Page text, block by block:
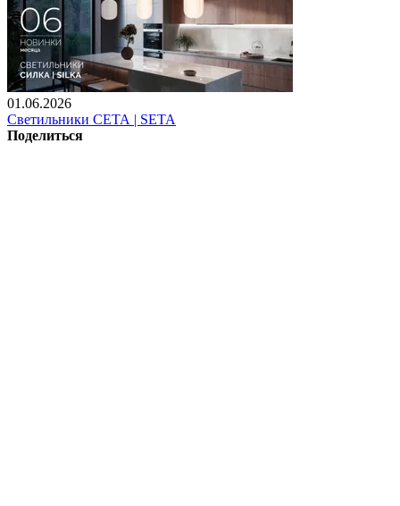
01.06.2026
Светильники СЕТА | SETA
Поделиться